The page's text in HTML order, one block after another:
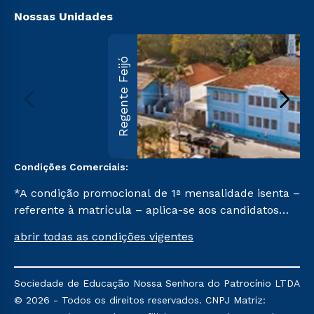
Nossas Unidades
Regente Feijó
Condições Comerciais:
*A condição promocional de 1ª mensalidade isenta –
referente à matrícula – aplica-se aos candidatos
na prova on-line ou agendada, que ofertam bolsas
semestre de 2023, que ainda não tenham efetivado
e/ou não tenham cancelado ou trancado sua
matrícula em uma das Instituições da Cruzeiro do
abrir todas as condições vigentes
Sociedade de Educação Nossa Senhora do Patrocínio LTDA
© 2026 - Todos os direitos reservados. CNPJ Matriz: